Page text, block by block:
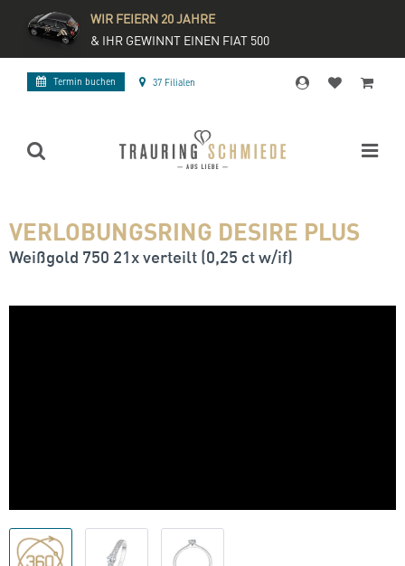
WIR FEIERN 20 JAHRE
& IHR GEWINNT EINEN FIAT 500
Termin buchen 37 Filialen
VERLOBUNGSRING DESIRE PLUS
Weißgold 750 21x verteilt (0,25 ct w/if)